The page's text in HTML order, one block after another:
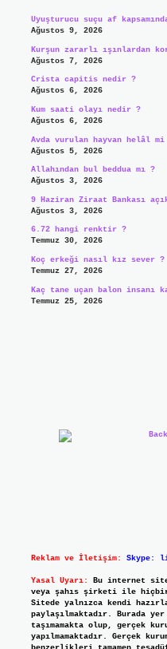
Uyuşturucu suçu af
Ağustos 9, 2026
Kurşun zararlı ışınlardan
Ağustos 7, 2026
Crista capitis nedir ?
Ağustos 6, 2026
Kum saati olayı nedir ?
Ağustos 6, 2026
Avda vurulan hayvan helâl mi
Ağustos 5, 2026
Allahından bul beddua mı ?
Ağustos 3, 2026
9 Haziran Ziraat Bankası
Ağustos 3, 2026
6.72 hangi renktir ?
Temmuz 30, 2026
Koç erkeği nasıl kız sever ?
Temmuz 27, 2026
Kaç tane uçan balon insanı
Temmuz 25, 2026
Reklam ve İletişim: Skype:
Yasal Uyarı:
Bu internet
veya şahıs şirketi ile hiçbir
Sitede yalnızca kendi
paylaşılmaktadır. Burada
taşımamakta olup, gerçek
yapılmamaktadır. Gerçek